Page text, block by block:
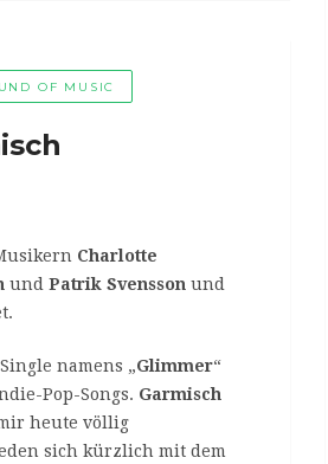
OF MUSIC
Charlotte
und Patrik Svenssonund
namens „Glimmer“
Pop-Songs. Garmisch
heute völlig
sich kürzlich mit dem